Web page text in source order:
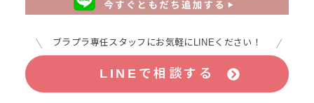
ブラプラ専任スタッフにお気軽にLINEください！
LINEで相談する